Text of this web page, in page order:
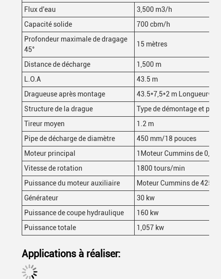
Flux d'eau
3,500 m3/h
Capacité solide
700 cbm/h
Profondeur maximale de dragage
45°
15 mètres
Distance de décharge
1,500 m
L.O.A
43.5 m
Dragueuse après montage
43.5*7,5*2 m Longueur*
Structure de la drague
Type de démontage et
Tireur moyen
1.2 m
Pipe de décharge de diamètre
450 mm/18 pouces
Moteur principal
1Moteur Cummins de
Vitesse de rotation
1800 tours/min
Puissance du moteur auxiliaire
Moteur Cummins de 425
Générateur
30 kw
Puissance de coupe hydraulique
160 kw
Puissance totale
1,057 kw
Applications à réaliser: